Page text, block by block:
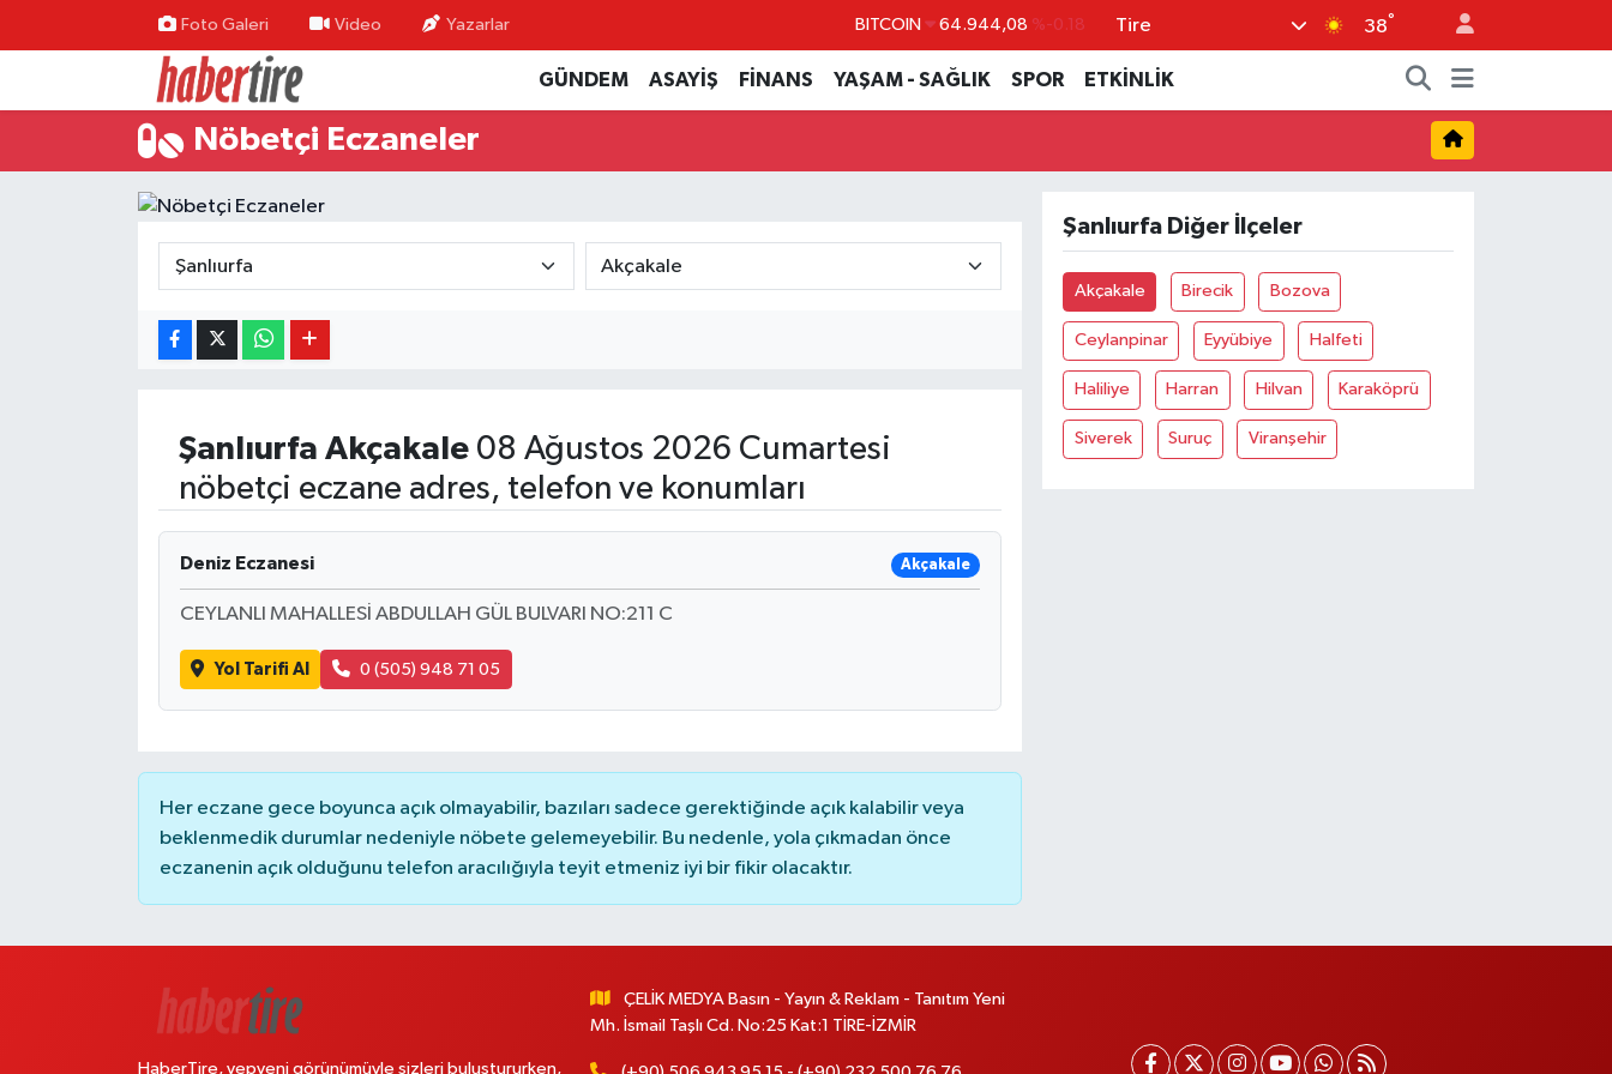
Foto Galeri Video Yazarlar BITCOIN 64.944,08 %-0.18
DOLAR 47,7436 %0.18
EURO 55,2510 %0.32
BİST100 13.779 %-14
Tire 38°
GÜNDEM ASAYİŞ FİNANS YAŞAM - SAĞLIK SPOR ETKİNLİK
Nöbetçi Eczaneler
Şanlıurfa Akçakale08 Ağustos 2026 Cumartesi
nöbetçi eczane adres, telefon ve konumları
Deniz Eczanesi Akçakale
CEYLANLI MAHALLESİ ABDULLAH GÜL BULVARI NO:211 C
Yol Tarifi Al 0 (505) 948 71 05
Her eczane gece boyunca açık olmayabilir, bazıları sadece gerektiğinde açık kalabilir veya
beklenmedik durumlar nedeniyle nöbete gelemeyebilir. Bu nedenle, yola çıkmadan önce
eczanenin açık olduğunu telefon aracılığıyla teyit etmeniz iyi bir fikir olacaktır.
Şanlıurfa Diğer İlçeler
Akçakale Birecik Bozova
Ceylanpinar Eyyübiye Halfeti
Haliliye Harran Hilvan Karaköprü
Siverek Suruç Viranşehir
HaberTire, yepyeni görünümüyle sizleri buluştururken,
ÇELİK MEDYA Basın - Yayın & Reklam - Tanıtım Yeni
Mh. İsmail Taşlı Cd. No:25 Kat:1 TİRE-İZMİR
Tire Nöbetçi Eczaneler
Tire Hava Durumu
Tire Trafik Yoğunluk Haritası
Süper Lig Puan Durumu ve Fikstür
Tüm Manşetler
Haber Arşivi